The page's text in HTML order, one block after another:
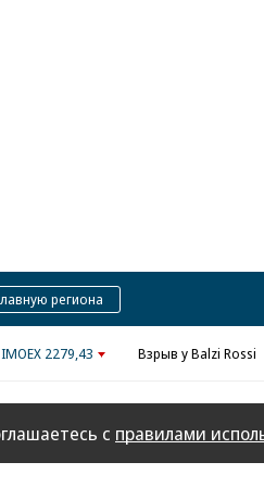
региона
IMOEX 2279,43 Взрыв у Balzi Rossi
с правилами